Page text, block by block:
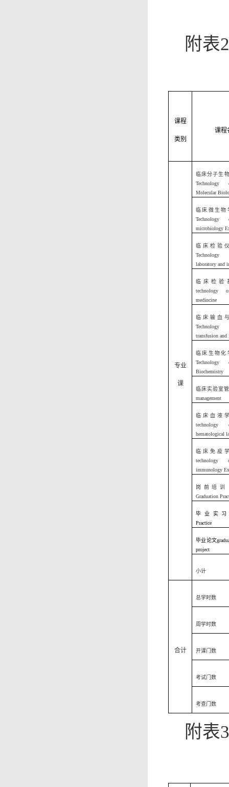
附表2
课程
类别
课程
专业
课
临床分子生
Molecular
临床微生物
microbiology
临床检验
laboratory and
临床检验
technology
medincine
临床输血
transfusion and
临床生物化
Biochemistry
临床实验室管
management
临床血液
hematological
临床免疫
technology
immunology
岗前培训
Graduation
毕业实习
Practice
毕业论文
project
小计
合计
总学时数
周学时数
开课门数
考试门数
考查门数
附表3